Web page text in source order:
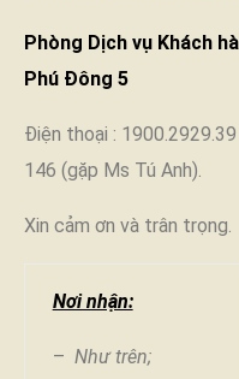
Phòng Dịch vụ Khách
Phú Đông 5
Điện thoại :
146 (gặp Ms Tú Anh).
Xin cảm ơn và trân trọng.
Nơi nhận:
– Như trên;